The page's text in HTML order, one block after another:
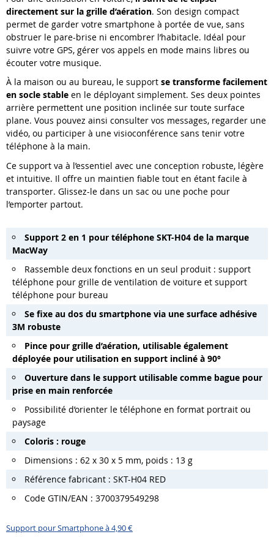
directement sur la grille d’aération. Son design compact
permet de garder votre smartphone à portée de vue, sans
obstruer le pare-brise ni encombrer l’habitacle. Idéal pour
suivre votre GPS, gérer vos appels en mode mains libres ou
écouter votre musique.
À la maison ou au bureau, le support se transforme facilement
en socle stable en le déployant simplement. Ses deux pointes
arrière permettent une position inclinée sur toute surface
plane. Vous pouvez ainsi consulter vos messages, regarder une
vidéo, ou participer à une visioconférence sans tenir votre
téléphone à la main.
Ce support va à l’essentiel avec une conception robuste, légère
et intuitive. Il offre un maintien fiable tout en étant facile à
transporter. Glissez-le dans un sac ou une poche pour
l’emporter partout.
Support 2 en 1 pour téléphone SKT-H04 de la marque
MacWay
Rassemble deux fonctions en un seul produit : support
téléphone pour grille de ventilation de voiture et support
téléphone pour bureau
Se fixe au dos du smartphone via une surface adhésive
3M robuste
Pince pour grille d’aération, utilisable également
déployée pour utilisation en support incliné à 90°
Ouverture dans le support utilisable comme bague pour
prise en main renforcée
Possibilité d’orienter le téléphone en format portrait ou
paysage
Coloris : rouge
Dimensions : 62 x 30 x 5 mm, poids : 13 g
Référence fabricant : SKT-H04 RED
Code GTIN/EAN : 3700379549298
Support pour Smartphone à 4,90 €